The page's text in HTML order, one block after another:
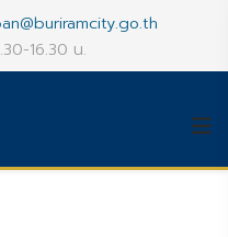
16.30 น.